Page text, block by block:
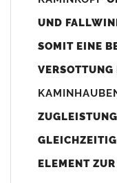
angefertigt werden
(siehe Bild/Zeichnung
nicht passen dann bitte
bis 500mm
80mm
UND
SOMIT EINE
ELEMENT